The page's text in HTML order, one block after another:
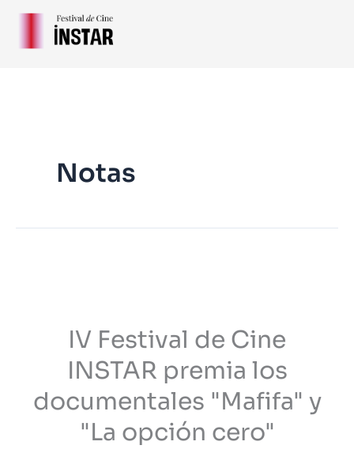
contenido
Notas
IV Festival de Cine
INSTAR premia los
documentales "Mafifa" y
"La opción cero"
los
documentales